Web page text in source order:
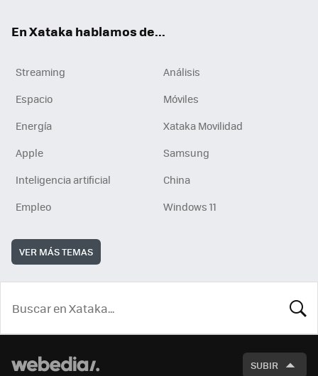
En Xataka hablamos de...
Streaming
Análisis
Espacio
Móviles
Energía
Xataka Movilidad
Apple
Samsung
Inteligencia artificial
China
Empleo
Windows 11
VER MÁS TEMAS
SUBIR